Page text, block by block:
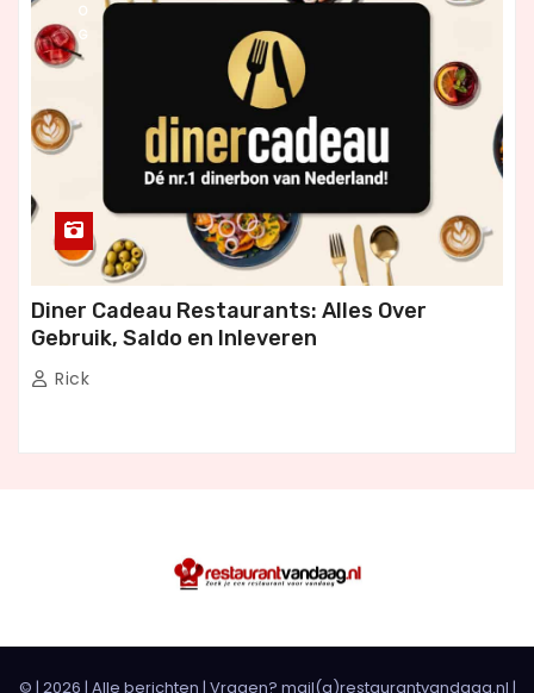
O
G
Diner Cadeau Restaurants: Alles Over
Gebruik, Saldo en Inleveren
Rick
© | 2026 | Alle berichten | Vragen? mail(a)restaurantvandaag.nl |